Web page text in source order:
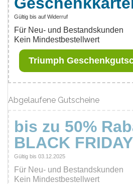
Gültig bis auf Widerruf
Für Neu- und Bestandskunden
Kein Mindestbestellwert
Triumph
Abgelaufene Gutscheine
bis zu 50%
BLACK FRIDAY
Gültig bis 03.12.2025
Für Neu- und Bestandskunden
Kein Mindestbestellwert